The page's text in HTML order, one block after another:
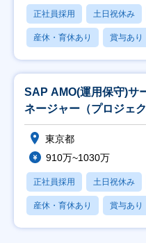
正社員採用 土日祝休み
産休・育休あり 賞与あり
SAP AMO(運用保守)サ
ネージャー（プロジェ
東京都
910万~1030万
正社員採用 土日祝休み
産休・育休あり 賞与あり